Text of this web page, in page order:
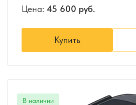
Цена: 45 600 руб.
Купить